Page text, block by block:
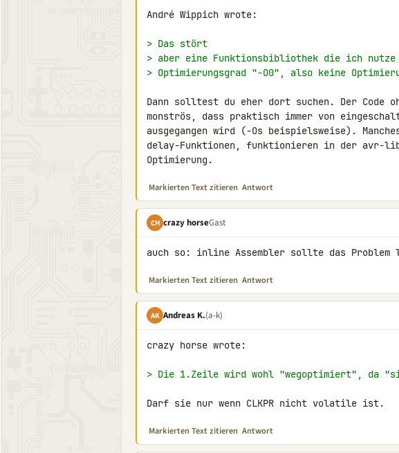
André Wippich wrote:
> Das stört
> aber eine Funktionsbibliothek die ich nutze
> Optimierungsgrad "-O0", also keine
Dann solltest du eher dort suchen. Der Code
monströs, dass praktisch immer von
ausgegangen wird (-Os beispielsweise).
delay-Funktionen, funktionieren in der avr-
Optimierung.
Markierten Text zitieren Antwort
CH crazy horseGast
auch so: inline Assembler sollte das Problem
Markierten Text zitieren Antwort
AK Andreas K.(a-k)
crazy horse wrote:
> Die 1.Zeile wird wohl "wegoptimiert", da
Darf sie nur wenn CLKPR nicht volatile ist.
Markierten Text zitieren Antwort